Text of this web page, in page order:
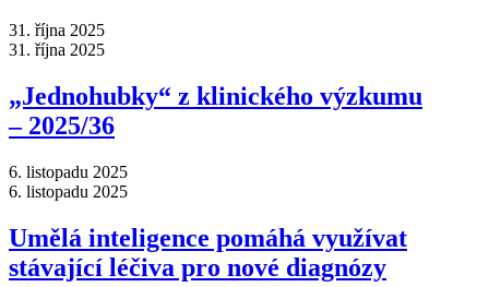
31. října 2025
31. října 2025
„Jednohubky“ z klinického výzkumu
–⁠ 2025/36
6. listopadu 2025
6. listopadu 2025
Umělá inteligence pomáhá využívat
stávající léčiva pro nové diagnózy